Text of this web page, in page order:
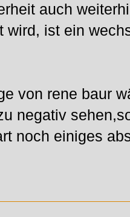
auch
wird, ist ein
von rene baur
negativ
noch einiges